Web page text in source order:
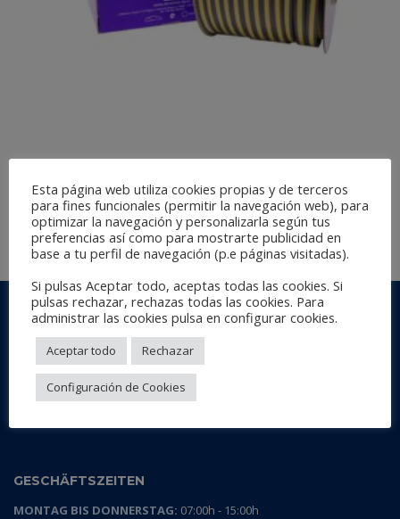
WEITERLESEN
AG ABRASIVE & FOAM
Polígono Industrial Batzacs
c/ Batzacs, s/nº - Nave 1 - 2
08185 Lliçà de Vall
Barcelona, Spain.
GESCHÄFTSZEITEN
MONTAG BIS DONNERSTAG: 07:00h - 15:00h
Esta página web utiliza cookies propias y de terceros
para fines funcionales (permitir la navegación web), para
optimizar la navegación y personalizarla según tus
preferencias así como para mostrarte publicidad en
base a tu perfil de navegación (p.e páginas visitadas).
Si pulsas Aceptar todo, aceptas todas las cookies. Si
pulsas rechazar, rechazas todas las cookies. Para
administrar las cookies pulsa en configurar cookies.
Aceptar todo Rechazar
Configuración de Cookies